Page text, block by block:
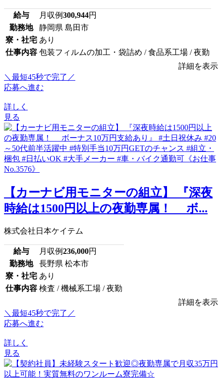
給与 月収例300,944円
勤務地
静岡県 島田市
寮・社宅 あり
仕事内容 包装フィルムの加工・袋詰め / 食品系工場 / 夜勤
詳細を表示
＼最短45秒で完了／
応募へ進む
詳しく
見る
【カーナビ用モニターの組立】 『深夜
時給は1500円以上の夜勤専属！ ボ...
株式会社日本ケイテム
給与 月収例236,000円
勤務地
長野県 松本市
寮・社宅 あり
仕事内容 検査 / 機械系工場 / 夜勤
詳細を表示
＼最短45秒で完了／
応募へ進む
詳しく
見る